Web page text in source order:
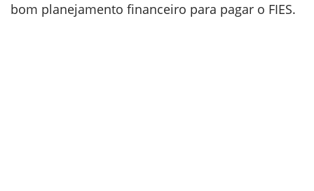
bom planejamento financeiro para pagar o FIES.